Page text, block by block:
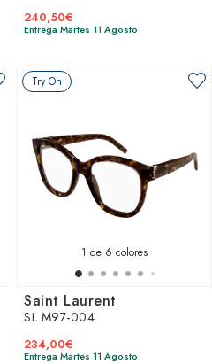
240,50€
Entrega Martes 11 Agosto
Try On
1 de 6 colores
Saint Laurent
SL M97-004
234,00€
Entrega Martes 11 Agosto